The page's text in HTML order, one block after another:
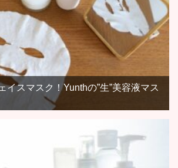
イスマスク！Yunthの”生”美容液マス